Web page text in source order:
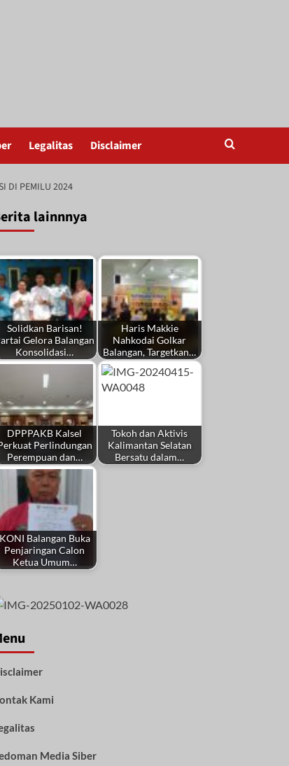
Legalitas Disclaimer
DI PEMILU 2024
lainnnya
Solidkan Barisan!
Gelora Balangan
Konsolidasi…
Haris Makkie
Nahkodai Golkar
Balangan, Targetkan…
DPPPAKB Kalsel
Perlindungan
Perempuan dan…
Tokoh dan Aktivis
Kalimantan Selatan
Bersatu dalam…
KONI Balangan Buka
Penjaringan Calon
Ketua Umum…
Kami
Media Siber